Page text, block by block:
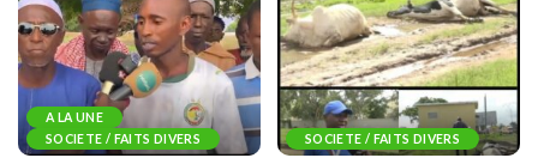
A LA UNE
SOCIETE / FAITS DIVERS
SOCIETE / FAITS DIVERS